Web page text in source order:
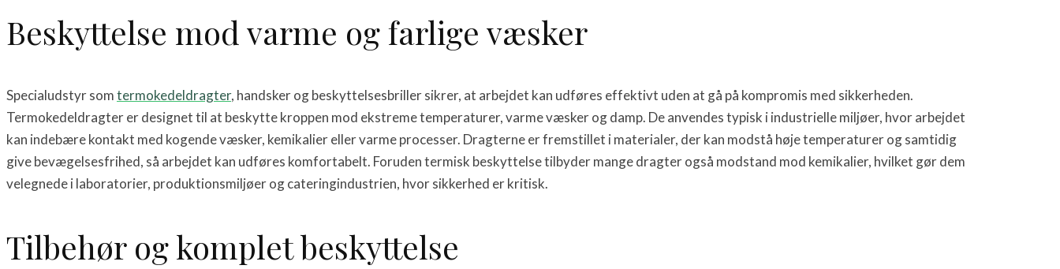
Beskyttelse mod varme og farlige væsker
Specialudstyr somtermokedeldragter, handsker og beskyttelsesbriller sikrer, at arbejdet kan udføres effektivt uden at gå på kompromis med sikkerheden.
Termokedeldragter er designet til at beskytte kroppen mod ekstreme temperaturer, varme væsker og damp. De anvendes typisk i industrielle miljøer, hvor arbejdet
kan indebære kontakt med kogende væsker, kemikalier eller varme processer. Dragterne er fremstillet i materialer, der kan modstå høje temperaturer og samtidig
give bevægelsesfrihed, så arbejdet kan udføres komfortabelt. Foruden termisk beskyttelse tilbyder mange dragter også modstand mod kemikalier, hvilket gør dem
velegnede i laboratorier, produktionsmiljøer og cateringindustrien, hvor sikkerhed er kritisk.
Tilbehør og komplet beskyttelse